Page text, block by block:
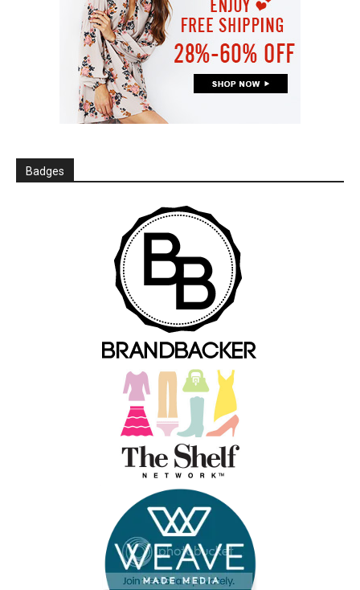
Badges